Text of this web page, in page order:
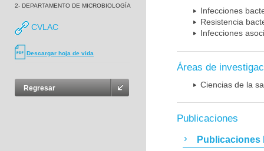
2- DEPARTAMENTO DE MICROBIOLOGÍA
CVLAC
Descargar hoja de vida
Regresar
Infecciones
Resistencia
Infecciones
Áreas de
Ciencias de la
Publicaciones
Publicaciones